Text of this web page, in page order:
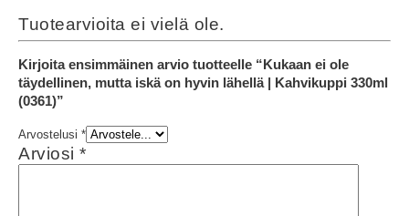
Tuotearvioita ei vielä ole.
Kirjoita ensimmäinen arvio tuotteelle “Kukaan ei ole
täydellinen, mutta iskä on hyvin lähellä | Kahvikuppi 330ml
(0361)”
Arvostelusi *
Arviosi *